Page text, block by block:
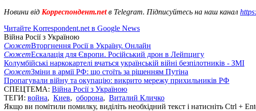
Новини від Корреспондент.netв Telegram. Підписуйтесь на наш канал
Читайте Korrespondent.net в Google News
Війна Росії з Україною
СюжетВторгнення Росії в Україну. Онлайн
СюжетЕскалація для Європи. Російський дрон в Лейпцигу
Колумбійські наркокартелі вчаться українській війні безпілотників - ЗМІ
СюжетЗміни в армії РФ: що стоїть за рішенням Путіна
Пропагували війну та окупацію: викрито мережу прихильників РФ
СПЕЦТЕМА: Війна Росії з Україною
ТЕГИ: война, Киев, оборона, Виталий Кличко
Якщо ви помітили помилку, виділіть необхідний текст і натисніть Ctrl +